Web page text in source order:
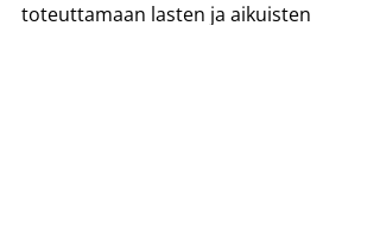
toteuttamaan lasten ja aikuisten